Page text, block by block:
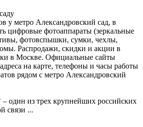
у метро Александровский сад, в
цифровые фотоаппараты (зеркальные
фотовспышки, сумки, чехлы,
Распродажи, скидки и акции в
в Москве. Официальные сайты
на карте, телефоны и часы работы
рядом с метро Александровский
один из трех крупнейших российских
связи ...